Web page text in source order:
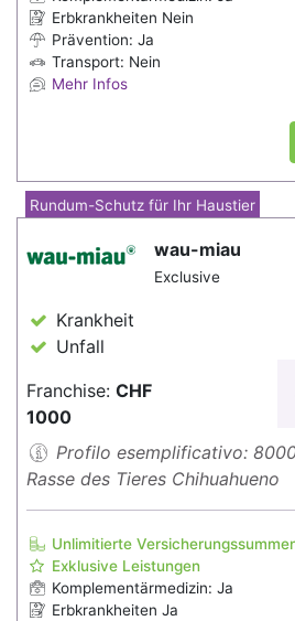
Erbkrankheiten Nein
Prävention: Ja
Transport: Nein
Mehr Infos
Rundum-Schutz für Ihr Haustier
wau-miau
Exclusive
Krankheit
Unfall
Franchise: CHF
1000
Profilo esemplificativo:
Rasse des Tieres Chihuahueno
Unlimitierte
Exklusive Leistungen
Komplementärmedizin: Ja
Erbkrankheiten Ja